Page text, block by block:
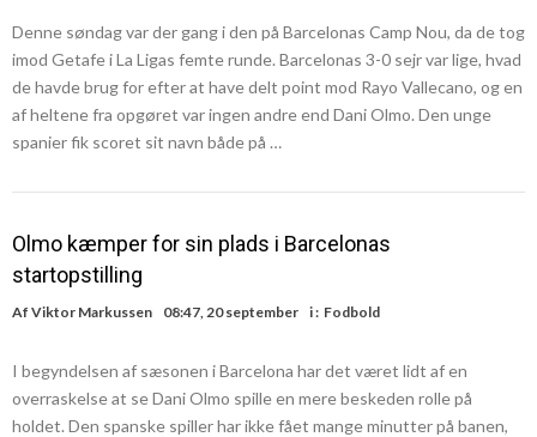
Denne søndag var der gang i den på Barcelonas Camp Nou, da de tog
imod Getafe i La Ligas femte runde. Barcelonas 3-0 sejr var lige, hvad
de havde brug for efter at have delt point mod Rayo Vallecano, og en
af heltene fra opgøret var ingen andre end Dani Olmo. Den unge
spanier fik scoret sit navn både på …
Olmo kæmper for sin plads i Barcelonas
startopstilling
Af Viktor Markussen 08:47, 20 september i : Fodbold
I begyndelsen af sæsonen i Barcelona har det været lidt af en
overraskelse at se Dani Olmo spille en mere beskeden rolle på
holdet. Den spanske spiller har ikke fået mange minutter på banen,